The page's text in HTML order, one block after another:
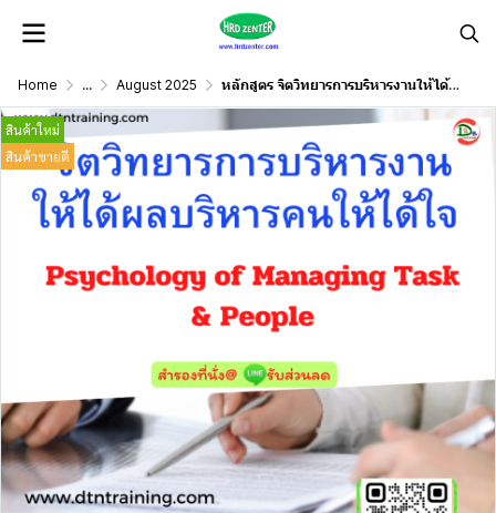
Home ... August 2025 หลักสูตร จิตวิทยารการบริหารงานให้ได้ผล บริหารคนให้ได้ใจ
สินค้าใหม่
สินค้าขายดี